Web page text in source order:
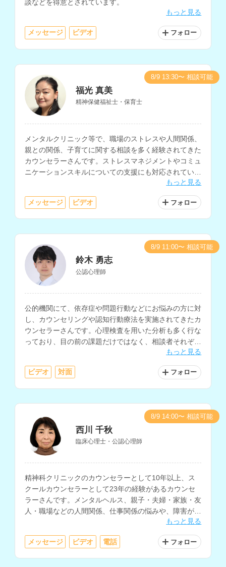
談などを得意とされています。
もっと見る
メッセージ ビデオ フォロー
福光 真美
精神保健福祉士・保育士
メンタルクリニック等で、職場のストレスや人間関係、
親との関係、子育てに関する相談を多く経験されてきた
カウンセラーさんです。ストレスマネジメントやコミュ
ニケーションスキルについての支援にも対応されていま
もっと見る
メッセージ ビデオ フォロー
8/9 13:30〜 相談可能
鈴木 勇志
公認心理師
公的機関にて、依存症や問題行動などにお悩みの方に対
し、カウンセリングや認知行動療法を実施されてきたカ
ウンセラーさんです。心理検査を用いた分析も多く行な
っており、目の前の課題だけではなく、相談者それぞれ
の人生や背景にある生き方の問題まで含めたカウンセリ
もっと見る
ビデオ 対面 フォロー
8/9 11:00〜 相談可能
西川 千秋
臨床心理士・公認心理師
精神科クリニックのカウンセラーとして10年以上、ス
クールカウンセラーとして23年の経験があるカウンセ
ラーさんです。メンタルヘルス、親子・夫婦・家族・友
人・職場などの人間関係、仕事関係の悩みや、障害があ
もっと見る
メッセージ ビデオ 電話 フォロー
8/9 14:00〜 相談可能